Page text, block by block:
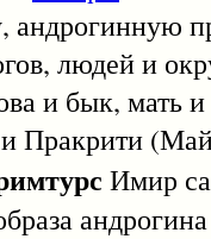
андрогинную
людей и
и бык, мать
Пракрити
Имир
андрогина